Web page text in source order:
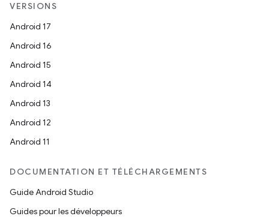
VERSIONS
Android 17
Android 16
Android 15
Android 14
Android 13
Android 12
Android 11
DOCUMENTATION ET TÉLÉCHARGEMENTS
Guide Android Studio
Guides pour les développeurs